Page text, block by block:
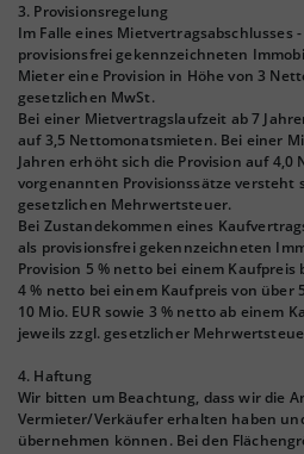
3. Provisionsregelung
Im Falle eines Mietvertragsabschlusses
provisionsfrei gekennzeichneten
Mieter eine Provision in Höhe von 3
gesetzlichen MwSt.
Bei einer Mietvertragslaufzeit ab 7
auf 3,5 Nettomonatsmieten. Bei einer
Jahren erhöht sich die Provision auf
vorgenannten Provisionssätze versteht
gesetzlichen Mehrwertsteuer.
Bei Zustandekommen eines
als provisionsfrei gekennzeichneten
Provision 5 % netto bei einem Kaufpreis
4 % netto bei einem Kaufpreis von über
10 Mio. EUR sowie 3 % netto ab einem
jeweils zzgl. gesetzlicher
4. Haftung
Wir bitten um Beachtung, dass wir die
Vermieter/Verkäufer erhalten haben
übernehmen können. Bei den